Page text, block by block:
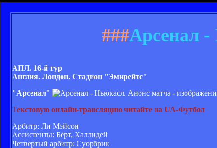
###Арсенал
АПЛ. 16-й тур
Англия. Лондон. Стадион "Эмирейтс"
"Арсенал"
Текстовую онлайн-трансляцию читайте на UA-Футбол
Арбитр: Ли Мэйсон
Ассистенты: Бёрт, Халлидей
Четвертый арбитр: Суорбрик